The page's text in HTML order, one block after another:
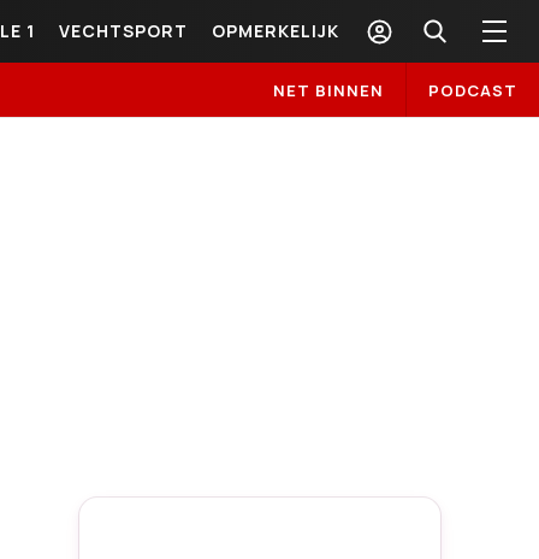
1 VECHTSPORT OPMERKELIJK
NET BINNEN PODCAST